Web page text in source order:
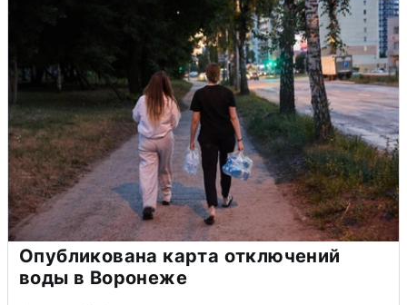
Опубликована карта отключений
воды в Воронеже